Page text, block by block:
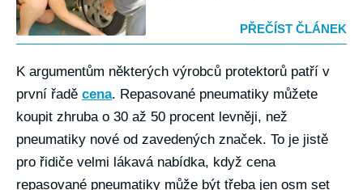
PŘEČÍST ČLÁNEK
K argumentům některých výrobců protektorů patří v
první řadě cena. Repasované pneumatiky můžete
koupit zhruba o 30 až 50 procent levněji, než
pneumatiky nové od zavedených značek. To je jistě
pro řidiče velmi lákavá nabídka, když cena
repasované pneumatiky může být třeba jen osm set